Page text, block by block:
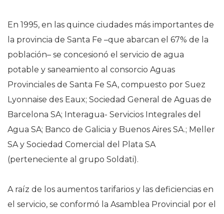
En 1995, en las quince ciudades más importantes de
la provincia de Santa Fe –que abarcan el 67% de la
población– se concesionó el servicio de agua
potable y saneamiento al consorcio Aguas
Provinciales de Santa Fe SA, compuesto por Suez
Lyonnaise des Eaux; Sociedad General de Aguas de
Barcelona SA; Interagua- Servicios Integrales del
Agua SA; Banco de Galicia y Buenos Aires SA.; Meller
SA y Sociedad Comercial del Plata SA
(perteneciente al grupo Soldati).
A raíz de los aumentos tarifarios y las deficiencias en
el servicio, se conformó la Asamblea Provincial por el